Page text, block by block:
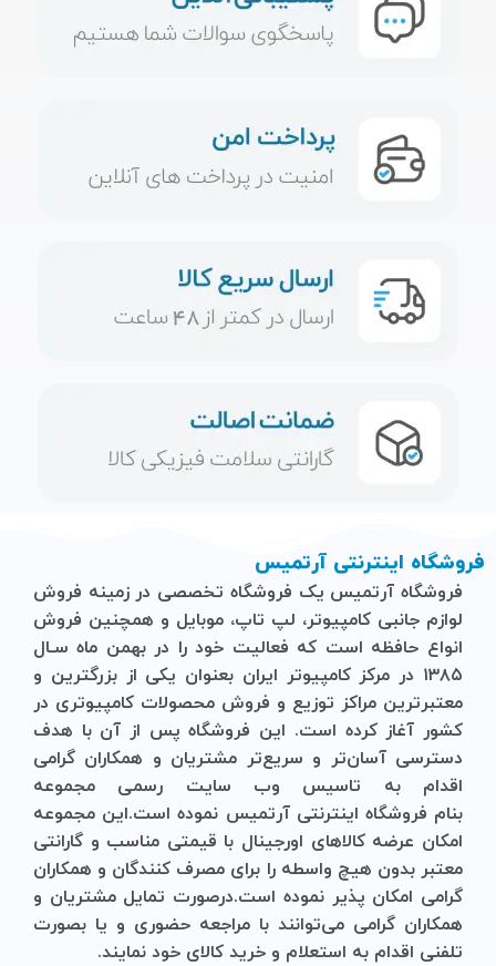
فروشگاه اینترنتی آرتمیس
فروشگاه آرتمیس یک فروشگاه تخصصی در زمینه فروش
لوازم جانبی کامپیوتر، لپ تاپ، موبایل و ‌همچنین فروش
انواع حافظه است که فعالیت خود را در بهمن ماه سـال
۱۳۸۵ در مرکز کامپیوتر ایران بعنوان یکی از بزرگترین و
معتبرترین مراکز توزیع و فروش محصولات کامپیوتری در
کشور آغاز کرده است. این فروشگاه پس از آن با هدف
دسترسی آسان‌تر و سریع‌تر مشتریان و همکاران گرامی
اقدام به تاسیس وب سایت رسمی مجموعه
بنام فروشگاه اینترنتی آرتمیس نموده است.این مجموعه
امکان عرضه کالاهای اورجینال با قیمتی مناسب و گارانتی
معتبر بدون هیچ واسطه را برای مصرف کنندگان و همکاران
گرامی امکان پذیر نموده است.درصورت تمایل مشتریان و
همکاران گرامی می‌توانند با مراجعه حضوری و یا بصورت
تلفنی اقدام به استعلام و خرید کالای خود نمایند.